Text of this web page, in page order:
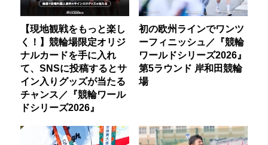
【現地観戦をもっと楽し
く！】競輪場限定オリジ
ナルカードを手に入れ
て、SNSに投稿するとサ
イン入りグッズが当たる
チャンス／『競輪ワール
ドシリーズ2026』
初の欧州ラインでワンツ
ーフィニッシュ／『競輪
ワールドシリーズ2026』
第5ラウンド 岸和田競輪
場